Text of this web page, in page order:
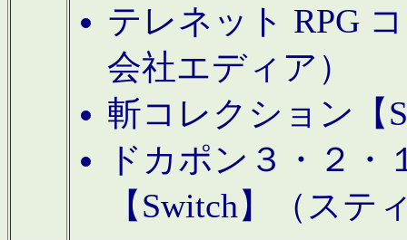
テレネット RPG
会社エディア）
斬コレクション【
ドカポン３・２
【Switch】（ステ